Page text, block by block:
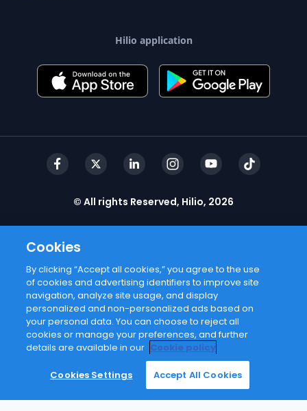
Hilio application
© All rights Reserved, Hilio, 2026
Cookies
By clicking “Accept all cookies,” you agree to the use
of cookies and advertising identifiers to improve site
navigation, analyze site usage, and display
personalized and non-personalized ads based on
your personal data. You can choose to reject all
cookies or manage your preferences, and further
details are available in our Cookie policy
Cookies Settings Accept All Cookies